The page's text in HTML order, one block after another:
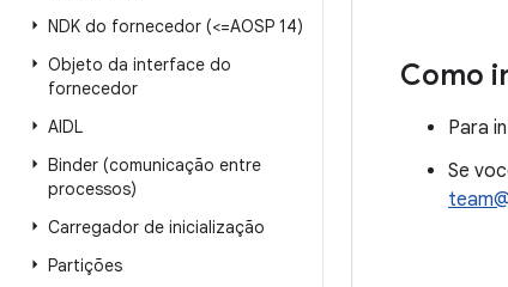
NDK do fornecedor (<=AOSP 14)
Objeto da interface do
fornecedor
AIDL
Binder (comunicação entre
processos)
Carregador de inicialização
Partições
Como
Para
Se